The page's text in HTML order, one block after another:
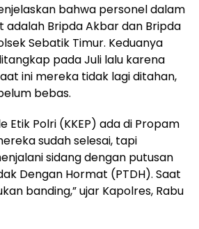
bahwa personel dalam
adalah Bripda Akbar dan Bripda
Sebatik Timur. Keduanya
pada Juli lalu karena
ini mereka tidak lagi ditahan,
bebas.
Etik Polri (KKEP) ada di Propam
sudah selesai, tapi
sidang dengan putusan
Dengan Hormat (PTDH). Saat
banding,” ujar Kapolres, Rabu